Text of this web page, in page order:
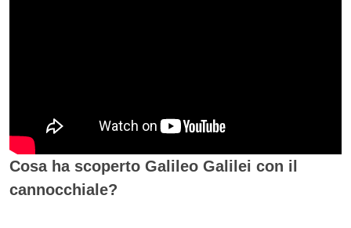
Cosa ha scoperto Galileo Galilei con il
cannocchiale?